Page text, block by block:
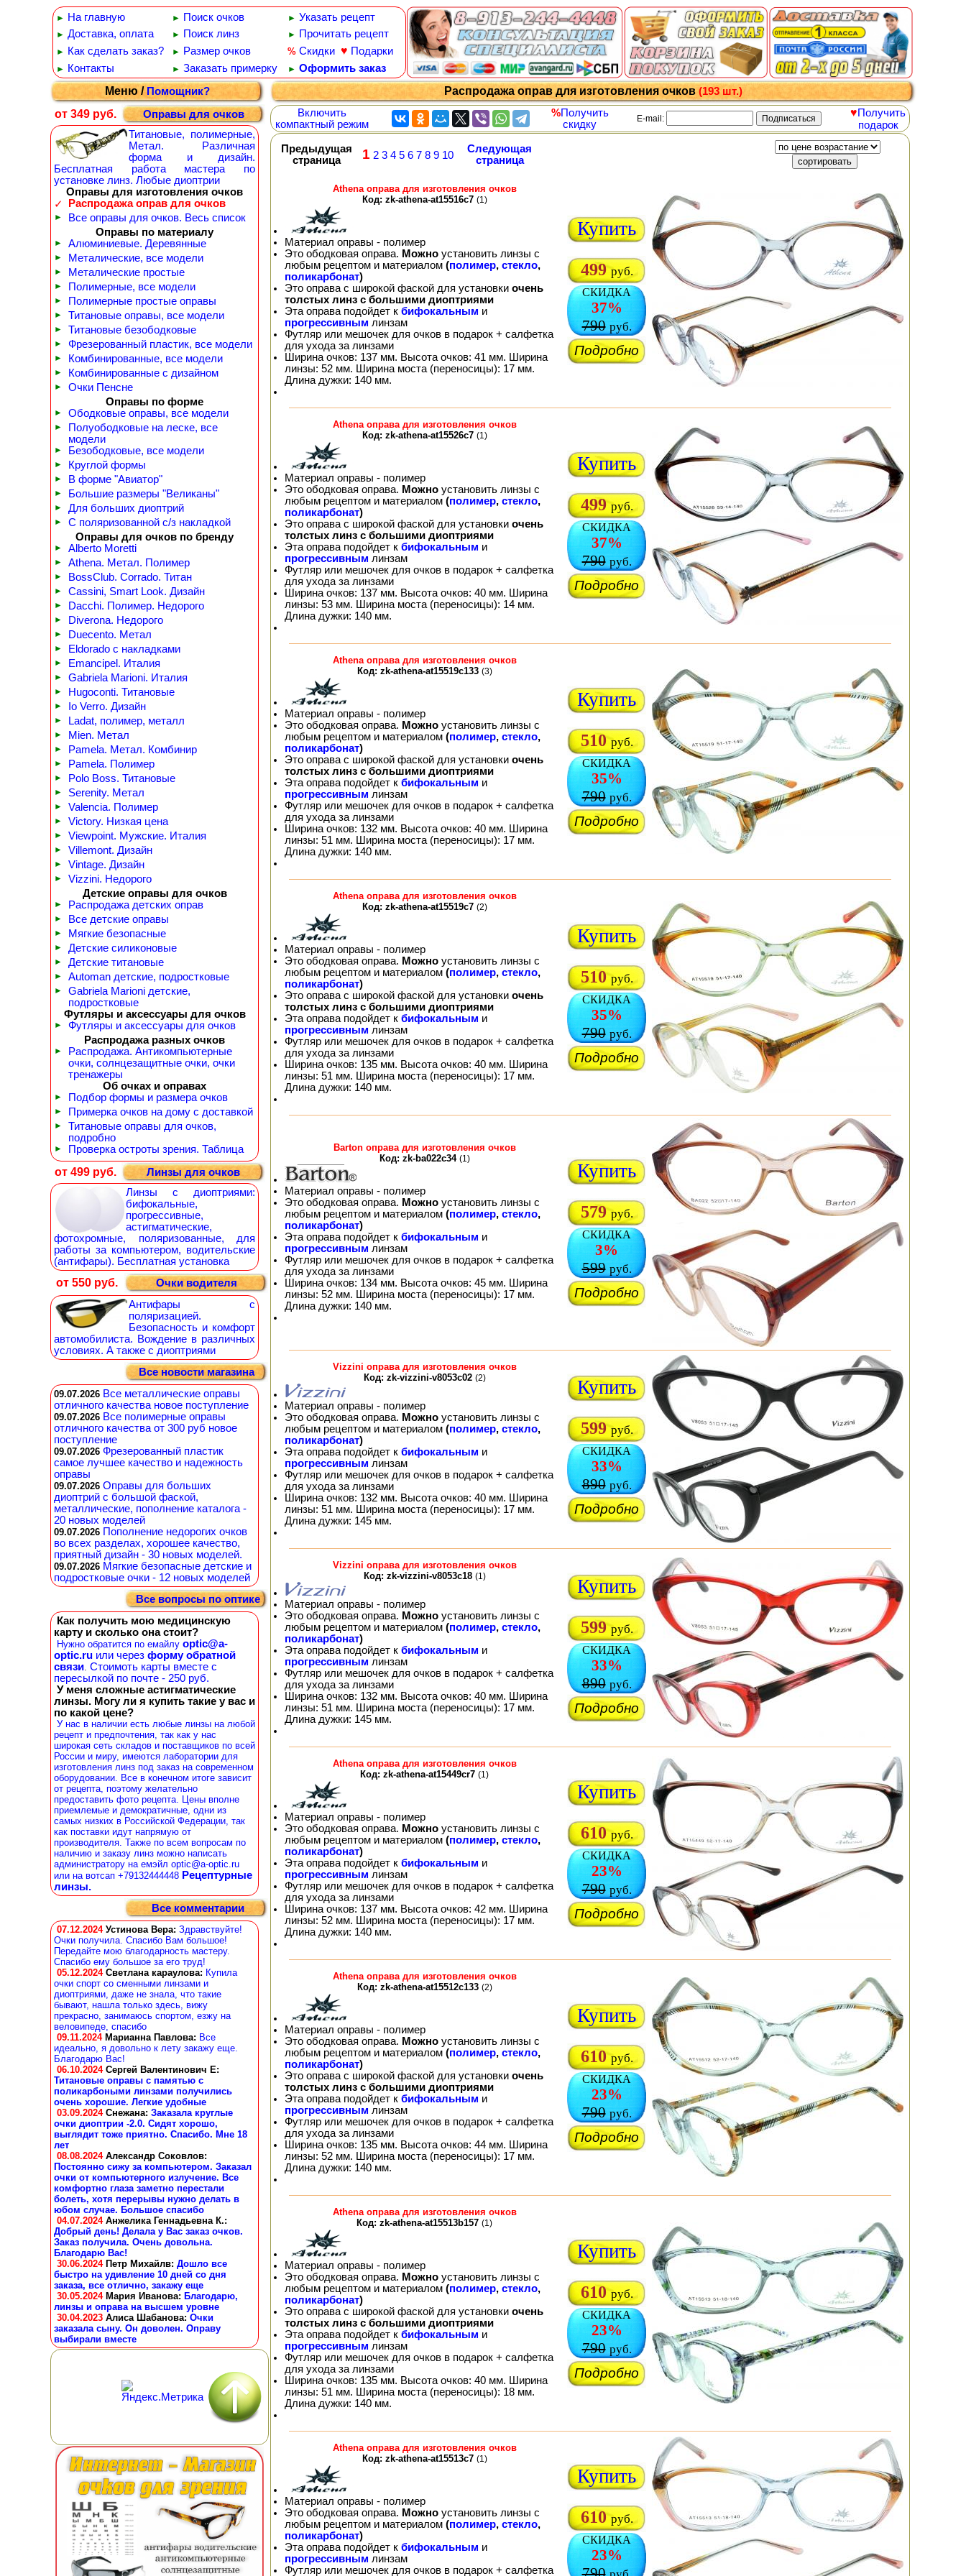
► На главную ► Поиск очков ► Указать рецепт
► Доставка, оплата ► Поиск линз ► Прочитать рецепт
► Как сделать заказ? ► Размер очков % Скидки ♥ Подарки
► Контакты ► Заказать примерку ► Оформить заказ
Меню /Помощник?
от 349 руб.
Оправы для очков
Титановые, полимерные,
Метал. Различная
форма и дизайн.
Бесплатная работа мастера по
установке линз. Любые диоптрии
Оправы для изготовления очков
✓
Распродажа оправ для очков
►
Все оправы для очков. Весь список
Оправы по материалу
► Алюминиевые. Деревянные
► Металические, все модели
► Металические простые
► Полимерные, все модели
► Полимерные простые оправы
► Титановые оправы, все модели
► Титановые безободковые
► Фрезерованный пластик, все модели
► Комбинированные, все модели
► Комбинированные с дизайном
►
Очки Пенсне
Оправы по форме
► Ободковые оправы, все модели
►
Полуободковые на леске, все
модели
► Безободковые, все модели
► Круглой формы
► В форме "Авиатор"
► Большие размеры "Великаны"
► Для больших диоптрий
►
С поляризованной с/з накладкой
Оправы для очков по бренду
► Alberto Moretti
► Athena. Метал. Полимер
► BossClub. Corrado. Титан
► Cassini, Smart Look. Дизайн
► Dacchi. Полимер. Недорого
► Diverona. Недорого
► Duecento. Метал
► Eldorado с накладками
► Emancipel. Италия
► Gabriela Marioni. Италия
► Hugoconti. Титановые
► Io Verro. Дизайн
► Ladat, полимер, металл
► Mien. Метал
► Pamela. Метал. Комбинир
► Pamela. Полимер
► Polo Boss. Титановые
► Serenity. Метал
► Valencia. Полимер
► Victory. Низкая цена
► Viewpoint. Мужские. Италия
► Villemont. Дизайн
► Vintage. Дизайн
►
Vizzini. Недорого
Детские оправы для очков
► Распродажа детских оправ
► Все детские оправы
► Мягкие безопасные
► Детские силиконовые
► Детские титановые
► Automan детские, подростковые
►
Gabriela Marioni детские,
подростковые
Футляры и аксессуары для очков
►
Футляры и аксессуары для очков
Распродажа разных очков
►
Распродажа. Антикомпьютерные
очки, солнцезащитные очки, очки
тренажеры
Об очках и оправах
► Подбор формы и размера очков
► Примерка очков на дому с доставкой
►
Титановые оправы для очков,
подробно
► Проверка остроты зрения. Таблица
от 499 руб.
Линзы для очков
Линзы с диоптриями:
бифокальные,
прогрессивные,
астигматические,
фотохромные, поляризованные, для
работы за компьютером, водительские
(антифары). Бесплатная установка
от 550 руб.
Очки водителя
Антифары с
поляризацией.
Безопасность и комфорт
автомобилиста. Вождение в различных
условиях. А также с диоптриями
Все новости магазина
09.07.2026 Все металлические оправы
отличного качества новое поступление
09.07.2026 Все полимерные оправы
отличного качества от 300 руб новое
поступление
09.07.2026 Фрезерованный пластик
самое лучшее качество и надежность
оправы
09.07.2026 Оправы для больших
диоптрий с большой фаской,
металлические, пополнение каталога -
20 новых моделей
09.07.2026 Пополнение недорогих очков
во всех разделах, хорошее качество,
приятный дизайн - 30 новых моделей.
09.07.2026 Мягкие безопасные детские и
подростковые очки - 12 новых моделей
Все вопросы по оптике
Как получить мою медицинскую
карту и сколько она стоит?
Нужно обратится по емайлу optic@a-
optic.ru или через форму обратной
связи. Стоимоть карты вместе с
пересылкой по почте - 250 руб.
У меня сложные астигматические
линзы. Могу ли я купить такие у вас и
по какой цене?
У нас в наличии есть любые линзы на любой
рецепт и предпочтения, так как у нас
широкая сеть складов и поставщиков по всей
России и миру, имеются лаборатории для
изготовления линз под заказ на современном
оборудовании. Все в конечном итоге зависит
от рецепта, поэтому желательно
предоставить фото рецепта. Цены вполне
приемлемые и демократичные, одни из
самых низких в Российской Федерации, так
как поставки идут напрямую от
производителя. Также по всем вопросам по
наличию и заказу линз можно написать
администратору на емэйл optic@a-optic.ru
или на вотсап +79132444448 Рецептурные
линзы.
Все комментарии
07.12.2024 Устинова Вера: Здравствуйте!
Очки получила. Спасибо Вам большое!
Передайте мою благодарность мастеру.
Спасибо ему большое за его труд!
05.12.2024 Светлана караулова: Купила
очки спорт со сменными линзами и
диоптриями, даже не знала, что такие
бывают, нашла только здесь, вижу
прекрасно, занимаюсь спортом, езжу на
веловипеде, спасибо
09.11.2024 Марианна Павлова: Все
идеально, я довольно к лету закажу еще.
Благодарю Вас!
06.10.2024 Сергей Валентинович Е:
Титановые оправы с памятью с
поликарбоными линзами получились
очень хорошие. Легкие удобные
03.09.2024 Снежана: Заказала круглые
очки диоптрии -2.0. Сидят хорошо,
выглядит тоже приятно. Спасибо. Мне 18
лет
08.08.2024 Александр Соковлов:
Постоянно сижу за компьютером. Заказал
очки от компьютерного излучение. Все
комфортно глаза заметно перестали
болеть, хотя перерывы нужно делать в
юбом случае. Большое спасибо
04.07.2024 Анжелика Геннадьевна К.:
Добрый день! Делала у Вас заказ очков.
Заказ получила. Очень довольна.
Благодарю Вас!
30.06.2024 Петр Михайлв: Дошло все
быстро на удивление 10 дней со дня
заказа, все отлично, закажу еще
30.05.2024 Мария Иванова: Благодарю,
линзы и оправа на высшем уровне
30.04.2023 Алиса Шабанова: Очки
заказала сыну. Он доволен. Оправу
выбирали вместе
Распродажа оправ для изготовления очков(193 шт.)
Включить
компактный режим
%Получить
скидку
E-mail: ♥Получить
подарок
Предыдущая
страница
1 2 3 4 5 6 7 8 9 10
Следующая
страница
Athena оправа для изготовления очков
Код: zk-athena-at15516c7 (1)
Материал оправы - полимер
Это ободковая оправа. Можно установить линзы с
любым рецептом и материалом (полимер, стекло,
поликарбонат)
Это оправа с широкой фаской для установки очень
толстых линз с большими диоптриями
Эта оправа подойдет к бифокальным и
прогрессивным линзам
Футляр или мешочек для очков в подарок + салфетка
для ухода за линзами
Ширина очков: 137 мм. Высота очков: 41 мм. Ширина
линзы: 52 мм. Ширина моста (переносицы): 17 мм.
Длина дужки: 140 мм.
Купить
499 руб.
СКИДКА
37%
790 руб.
Подробно
Athena оправа для изготовления очков
Код: zk-athena-at15526c7 (1)
Материал оправы - полимер
Это ободковая оправа. Можно установить линзы с
любым рецептом и материалом (полимер, стекло,
поликарбонат)
Это оправа с широкой фаской для установки очень
толстых линз с большими диоптриями
Эта оправа подойдет к бифокальным и
прогрессивным линзам
Футляр или мешочек для очков в подарок + салфетка
для ухода за линзами
Ширина очков: 137 мм. Высота очков: 40 мм. Ширина
линзы: 53 мм. Ширина моста (переносицы): 14 мм.
Длина дужки: 140 мм.
Купить
499 руб.
СКИДКА
37%
790 руб.
Подробно
Athena оправа для изготовления очков
Код: zk-athena-at15519c133 (3)
Материал оправы - полимер
Это ободковая оправа. Можно установить линзы с
любым рецептом и материалом (полимер, стекло,
поликарбонат)
Это оправа с широкой фаской для установки очень
толстых линз с большими диоптриями
Эта оправа подойдет к бифокальным и
прогрессивным линзам
Футляр или мешочек для очков в подарок + салфетка
для ухода за линзами
Ширина очков: 132 мм. Высота очков: 40 мм. Ширина
линзы: 51 мм. Ширина моста (переносицы): 17 мм.
Длина дужки: 140 мм.
Купить
510 руб.
СКИДКА
35%
790 руб.
Подробно
Athena оправа для изготовления очков
Код: zk-athena-at15519c7 (2)
Материал оправы - полимер
Это ободковая оправа. Можно установить линзы с
любым рецептом и материалом (полимер, стекло,
поликарбонат)
Это оправа с широкой фаской для установки очень
толстых линз с большими диоптриями
Эта оправа подойдет к бифокальным и
прогрессивным линзам
Футляр или мешочек для очков в подарок + салфетка
для ухода за линзами
Ширина очков: 135 мм. Высота очков: 40 мм. Ширина
линзы: 51 мм. Ширина моста (переносицы): 17 мм.
Длина дужки: 140 мм.
Купить
510 руб.
СКИДКА
35%
790 руб.
Подробно
Barton оправа для изготовления очков
Код: zk-ba022c34 (1)
Материал оправы - полимер
Это ободковая оправа. Можно установить линзы с
любым рецептом и материалом (полимер, стекло,
поликарбонат)
Эта оправа подойдет к бифокальным и
прогрессивным линзам
Футляр или мешочек для очков в подарок + салфетка
для ухода за линзами
Ширина очков: 134 мм. Высота очков: 45 мм. Ширина
линзы: 52 мм. Ширина моста (переносицы): 17 мм.
Длина дужки: 140 мм.
Купить
579 руб.
СКИДКА
3%
599 руб.
Подробно
Vizzini оправа для изготовления очков
Код: zk-vizzini-v8053c02 (2)
Материал оправы - полимер
Это ободковая оправа. Можно установить линзы с
любым рецептом и материалом (полимер, стекло,
поликарбонат)
Эта оправа подойдет к бифокальным и
прогрессивным линзам
Футляр или мешочек для очков в подарок + салфетка
для ухода за линзами
Ширина очков: 132 мм. Высота очков: 40 мм. Ширина
линзы: 51 мм. Ширина моста (переносицы): 17 мм.
Длина дужки: 145 мм.
Купить
599 руб.
СКИДКА
33%
890 руб.
Подробно
Vizzini оправа для изготовления очков
Код: zk-vizzini-v8053c18 (1)
Материал оправы - полимер
Это ободковая оправа. Можно установить линзы с
любым рецептом и материалом (полимер, стекло,
поликарбонат)
Эта оправа подойдет к бифокальным и
прогрессивным линзам
Футляр или мешочек для очков в подарок + салфетка
для ухода за линзами
Ширина очков: 132 мм. Высота очков: 40 мм. Ширина
линзы: 51 мм. Ширина моста (переносицы): 17 мм.
Длина дужки: 145 мм.
Купить
599 руб.
СКИДКА
33%
890 руб.
Подробно
Athena оправа для изготовления очков
Код: zk-athena-at15449cr7 (1)
Материал оправы - полимер
Это ободковая оправа. Можно установить линзы с
любым рецептом и материалом (полимер, стекло,
поликарбонат)
Эта оправа подойдет к бифокальным и
прогрессивным линзам
Футляр или мешочек для очков в подарок + салфетка
для ухода за линзами
Ширина очков: 137 мм. Высота очков: 42 мм. Ширина
линзы: 52 мм. Ширина моста (переносицы): 17 мм.
Длина дужки: 140 мм.
Купить
610 руб.
СКИДКА
23%
790 руб.
Подробно
Athena оправа для изготовления очков
Код: zk-athena-at15512c133 (2)
Материал оправы - полимер
Это ободковая оправа. Можно установить линзы с
любым рецептом и материалом (полимер, стекло,
поликарбонат)
Это оправа с широкой фаской для установки очень
толстых линз с большими диоптриями
Эта оправа подойдет к бифокальным и
прогрессивным линзам
Футляр или мешочек для очков в подарок + салфетка
для ухода за линзами
Ширина очков: 135 мм. Высота очков: 44 мм. Ширина
линзы: 52 мм. Ширина моста (переносицы): 17 мм.
Длина дужки: 140 мм.
Купить
610 руб.
СКИДКА
23%
790 руб.
Подробно
Athena оправа для изготовления очков
Код: zk-athena-at15513b157 (1)
Материал оправы - полимер
Это ободковая оправа. Можно установить линзы с
любым рецептом и материалом (полимер, стекло,
поликарбонат)
Это оправа с широкой фаской для установки очень
толстых линз с большими диоптриями
Эта оправа подойдет к бифокальным и
прогрессивным линзам
Футляр или мешочек для очков в подарок + салфетка
для ухода за линзами
Ширина очков: 135 мм. Высота очков: 40 мм. Ширина
линзы: 51 мм. Ширина моста (переносицы): 18 мм.
Длина дужки: 140 мм.
Купить
610 руб.
СКИДКА
23%
790 руб.
Подробно
Athena оправа для изготовления очков
Код: zk-athena-at15513c7 (1)
Материал оправы - полимер
Это ободковая оправа. Можно установить линзы с
любым рецептом и материалом (полимер, стекло,
поликарбонат)
Эта оправа подойдет к бифокальным и
прогрессивным линзам
Футляр или мешочек для очков в подарок + салфетка
Купить
610 руб.
СКИДКА
23%